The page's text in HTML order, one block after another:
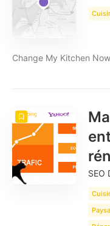
Change My Kitchen Now
SEO